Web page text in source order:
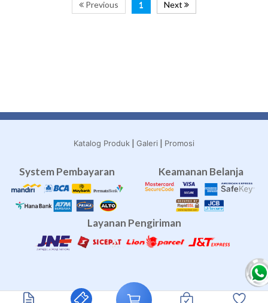
Previous 1 Next
Katalog Produk | Galeri | Promosi
System Pembayaran Keamanan Belanja
Layanan Pengiriman